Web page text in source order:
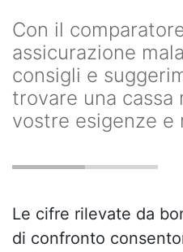
Con il
assicurazione
consigli e
trovare una cassa
vostre esigenze e
Le cifre rilevate da
di confronto